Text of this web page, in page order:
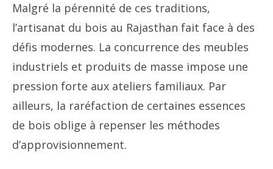
Malgré la pérennité de ces traditions,
l’artisanat du bois au Rajasthan fait face à des
défis modernes. La concurrence des meubles
industriels et produits de masse impose une
pression forte aux ateliers familiaux. Par
ailleurs, la raréfaction de certaines essences
de bois oblige à repenser les méthodes
d’approvisionnement.